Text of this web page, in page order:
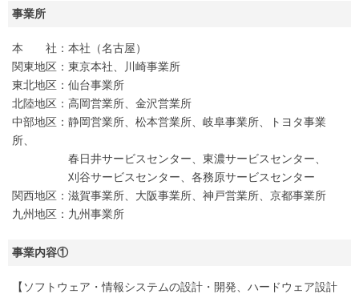
事業所
本 社：本社（名古屋）
関東地区：東京本社、川崎事業所
東北地区：仙台事業所
北陸地区：高岡営業所、金沢営業所
中部地区：静岡営業所、松本営業所、岐阜事業所、トヨタ事業
所、
春日井サービスセンター、東濃サービスセンター、
刈谷サービスセンター、各務原サービスセンター
関西地区：滋賀事業所、大阪事業所、神戸営業所、京都事業所
九州地区：九州事業所
事業内容①
【ソフトウェア・情報システムの設計・開発、ハードウェア設計